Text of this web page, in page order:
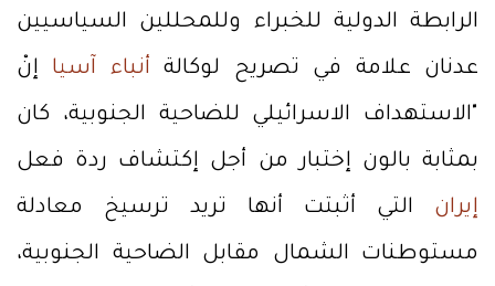
الرابطة الدولية للخبراء وللمحللين السياسيين
عدنان علامة في تصريح لوكالةأنباء آسيا إنْ
"الاستهداف الاسرائيلي للضاحية الجنوبية، كان
بمثابة بالون إختبار من أجل إكتشاف ردة فعل
إيران التي أثبتت أنها تريد ترسيخ معادلة
مستوطنات الشمال مقابل الضاحية الجنوبية،